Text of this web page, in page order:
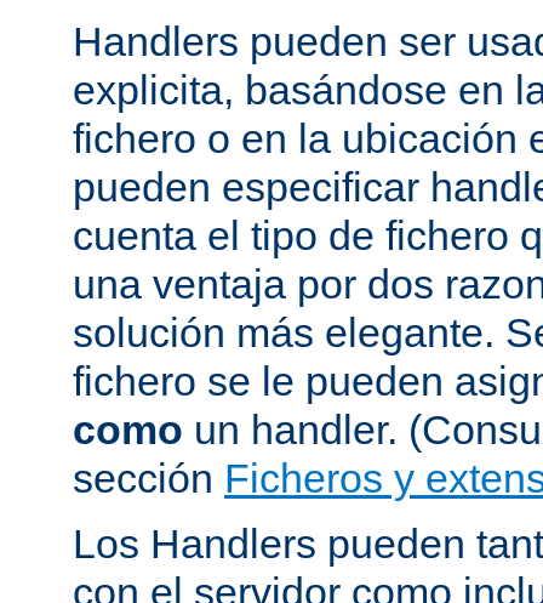
Handlers pueden ser
explicita, basándose en
fichero o en la ubicación
pueden especificar
cuenta el tipo de fichero
una ventaja por dos
solución más elegante.
fichero se le pueden
como un handler.
sección Ficheros y
Los Handlers pueden
con el servidor como